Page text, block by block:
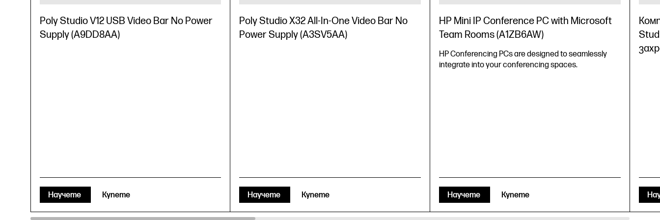
Poly Studio V12 USB Video Bar No Power
Supply (A9DD8AA)
Научете Купете
Poly Studio X32 All-In-One Video Bar No
Power Supply (A3SV5AA)
Научете Купете
HP Mini IP Conference PC with Microsoft
Team Rooms (A1ZB6AW)
HP Conferencing PCs are designed to seamlessly
integrate into your conferencing spaces.
Научете Купете